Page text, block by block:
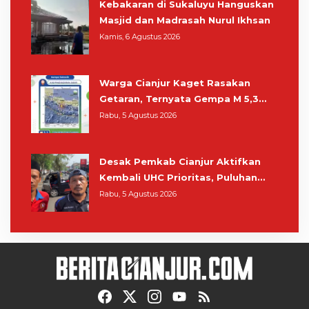
Kebakaran di Sukaluyu Hanguskan
Masjid dan Madrasah Nurul Ikhsan
Kamis, 6 Agustus 2026
Warga Cianjur Kaget Rasakan
Getaran, Ternyata Gempa M 5,3
Berpusat di Pangandaran
Rabu, 5 Agustus 2026
Desak Pemkab Cianjur Aktifkan
Kembali UHC Prioritas, Puluhan
Warga Unjuk Rasa di Pendopo
Rabu, 5 Agustus 2026